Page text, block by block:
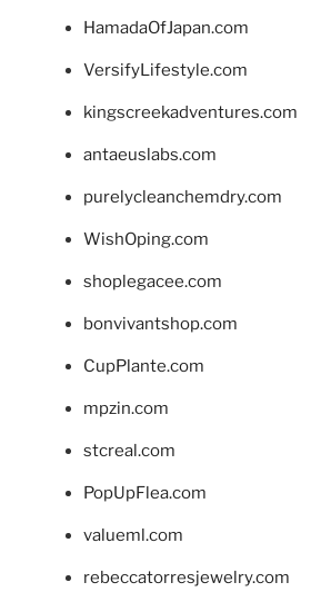
HamadaOfJapan.com
VersifyLifestyle.com
kingscreekadventures.com
antaeuslabs.com
purelycleanchemdry.com
WishOping.com
shoplegacee.com
bonvivantshop.com
CupPlante.com
mpzin.com
stcreal.com
PopUpFlea.com
valueml.com
rebeccatorresjewelry.com